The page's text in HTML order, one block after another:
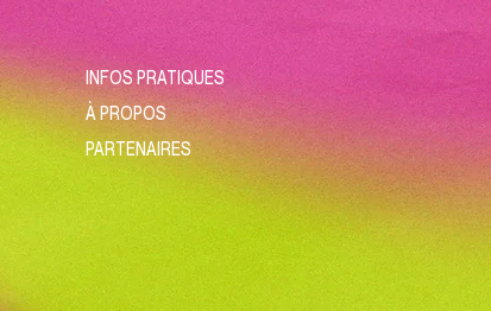
INFOS PRATIQUES
À PROPOS
PARTENAIRES